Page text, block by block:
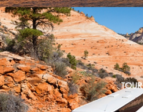
TOUR